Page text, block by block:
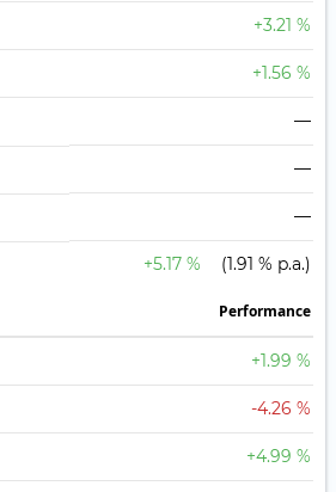
+3.21 %
+1.56 %
—
—
—
+5.17 % (1.91 % p.a.)
Perfor­mance
+1.99 %
-4.26 %
+4.99 %